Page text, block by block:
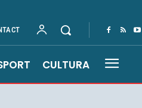
CULTURA